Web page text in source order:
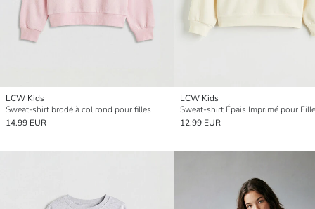
LCW Kids
Sweat-shirt brodé à col rond pour filles
14.99 EUR
LCW Kids
Sweat-shirt Épais Imprimé pour
12.99 EUR